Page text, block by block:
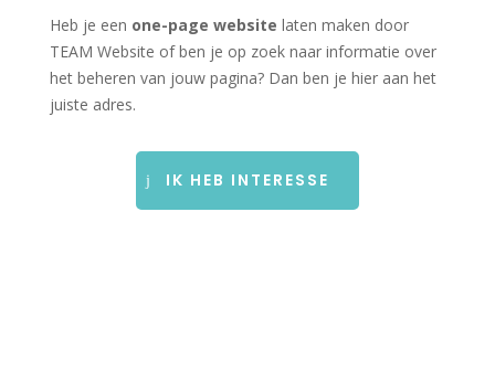
Heb je een one-page website laten maken door
TEAM Website of ben je op zoek naar informatie over
het beheren van jouw pagina? Dan ben je hier aan het
juiste adres.
IK HEB INTERESSE